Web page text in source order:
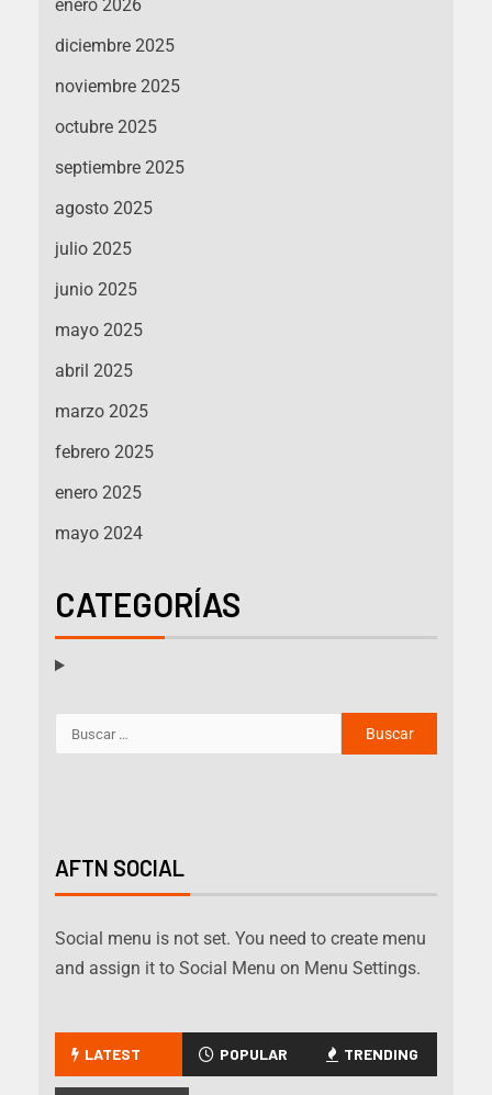
enero 2026
diciembre 2025
noviembre 2025
octubre 2025
septiembre 2025
agosto 2025
julio 2025
junio 2025
mayo 2025
abril 2025
marzo 2025
febrero 2025
enero 2025
mayo 2024
CATEGORÍAS
AFTN SOCIAL
Social menu is not set. You need to create menu
and assign it to Social Menu on Menu Settings.
LATEST POPULAR TRENDING